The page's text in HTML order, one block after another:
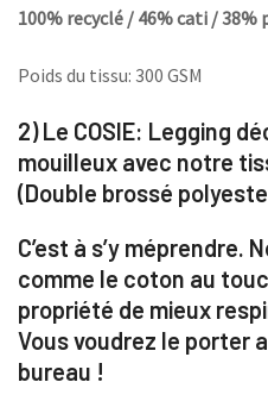
100% recyclé / 46% cati / 38%
Poids du tissu: 300 GSM
2) Le COSIE: Legging
mouilleux avec notre
(Double brossé
C’est à s’y méprendre.
comme le coton au
propriété de mieux
Vous voudrez le porter
bureau !